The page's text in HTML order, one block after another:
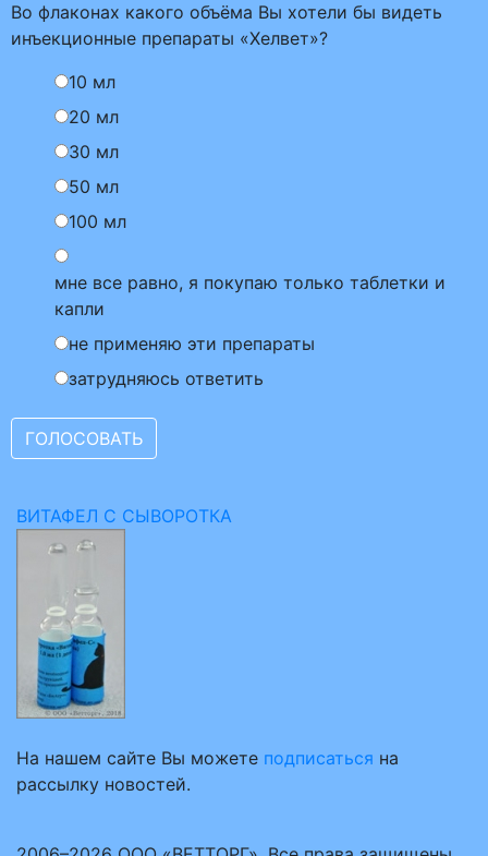
Во флаконах какого объёма Вы хотели бы видеть
инъекционные препараты «Хелвет»?
10 мл
20 мл
30 мл
50 мл
100 мл
мне все равно, я покупаю только таблетки и
капли
не применяю эти препараты
затрудняюсь ответить
ВИТАФЕЛ С СЫВОРОТКА
На нашем сайте Вы можете подписаться на
рассылку новостей.